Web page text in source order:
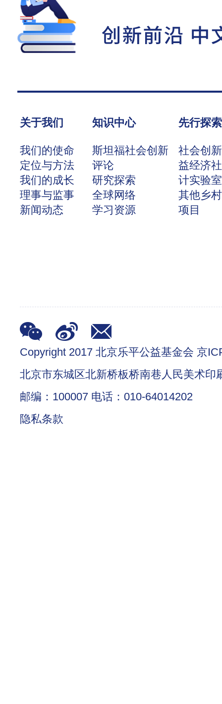
关于我们
我们的使命
定位与方法
我们的成长
理事与监事
新闻动态
知识中心
斯坦福社会创新
评论
研究探索
全球网络
学习资源
先行探索
社会创
益经济
计实验室
其他乡
项目
Copyright 2017 北京乐平公益基金会 京
北京市东城区北新桥板桥南巷人民美术印
邮编：100007 电话：010-64014202
隐私条款